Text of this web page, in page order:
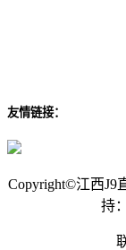
友情链接：
Copyright©江西J9
持：